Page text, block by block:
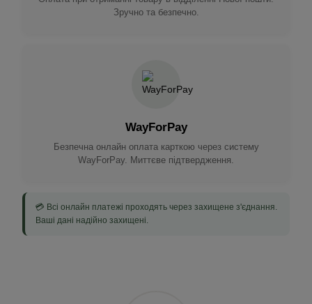
Зручно та безпечно.
WayForPay
Безпечна онлайн оплата карткою через систему
WayForPay. Миттєве підтвердження.
💳 Всі онлайн платежі проходять через захищене з'єднання.
Ваші дані надійно захищені.